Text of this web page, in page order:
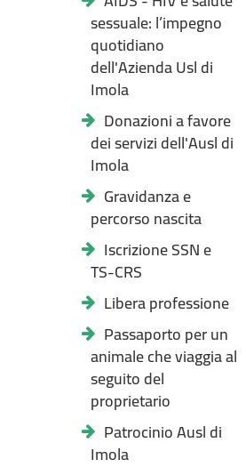
sessuale: l’impegno
quotidiano
dell'Azienda Usl di
Imola
Donazioni a favore
dei servizi dell'Ausl di
Imola
Gravidanza e
percorso nascita
Iscrizione SSN e
TS-CRS
Libera professione
Passaporto per un
animale che viaggia al
seguito del
proprietario
Patrocinio Ausl di
Imola